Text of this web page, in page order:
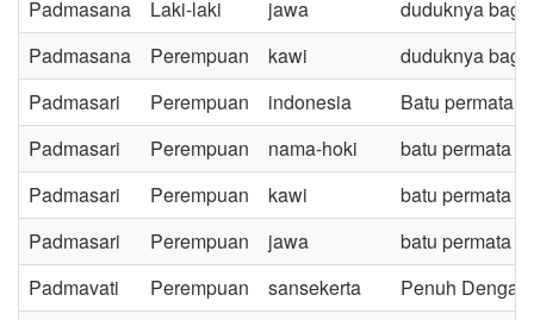
Padmasana
Laki-laki jawa
duduknya
Padmasana
Perempuan kawi
duduknya
Padmasari
Perempuan indonesia
Batu permata
Padmasari
Perempuan nama-hoki
batu permata
Padmasari
Perempuan kawi
batu permata
Padmasari
Perempuan jawa
batu permata
Padmavati
Perempuan sansekerta
Penuh